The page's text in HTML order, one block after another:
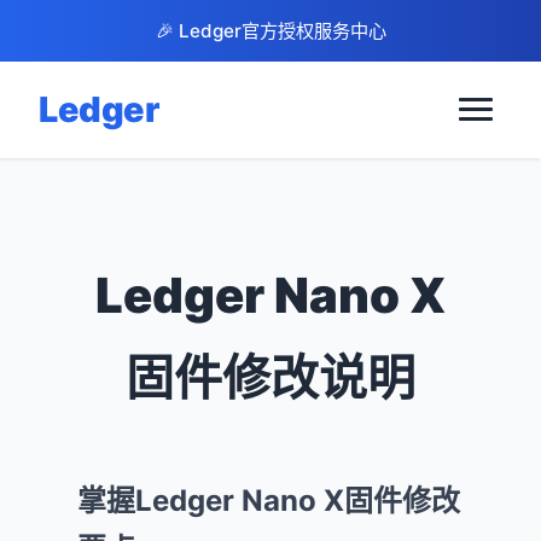
🎉 Ledger官方授权服务中心
Ledger
Ledger Nano X
固件修改说明
掌握Ledger Nano X固件修改